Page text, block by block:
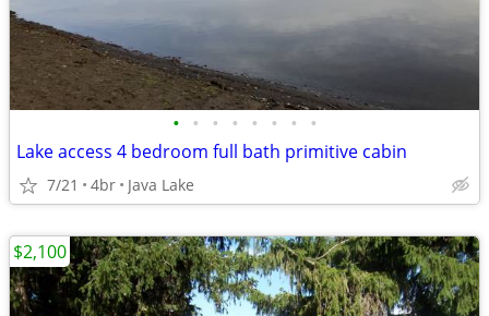
• • • • • • • •
Lake access 4 bedroom full bath primitive cabin
7/21 4br Java Lake
$2,100